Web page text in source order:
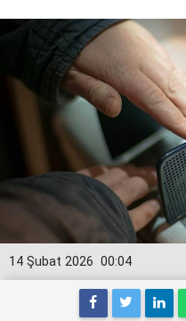
00:04
14 Şubat 2026